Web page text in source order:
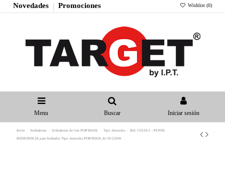
Novedades Promociones Wishlist (0)
Menu Buscar Iniciar sesión
Inicio Soldadores Soldadores de Gas PORTASOL Tipo Antorcha
Ref. GT220-1 - PUNTA
RESISTENCIA para Soldador Tipo Antorcha PORTASOL de 50-220W